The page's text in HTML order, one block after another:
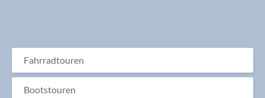
Fahrradtouren
Bootstouren